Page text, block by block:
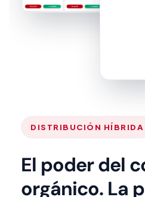
DISTRIBUCIÓN HÍBRIDA
El poder del
orgánico. La